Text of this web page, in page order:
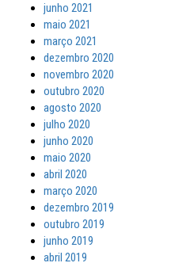
junho 2021
maio 2021
março 2021
dezembro 2020
novembro 2020
outubro 2020
agosto 2020
julho 2020
junho 2020
maio 2020
abril 2020
março 2020
dezembro 2019
outubro 2019
junho 2019
abril 2019